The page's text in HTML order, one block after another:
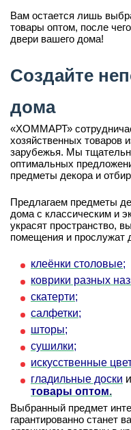
Вам остается лишь
товары оптом, после
двери вашего дома!
Создайте
дома
«ХОММАРТ»
хозяйственных товаров
зарубежья. Мы
оптимальных
предметы декора и
Предлагаем предметы
дома с классическим и
украсят пространство,
помещения и прослужат
клеёнки столовые;
коврики разных
скатерти;
салфетки;
шторы;
сушилки;
искусственные
гладильные доски и
товары оптом.
Выбранный предмет
гарантированно